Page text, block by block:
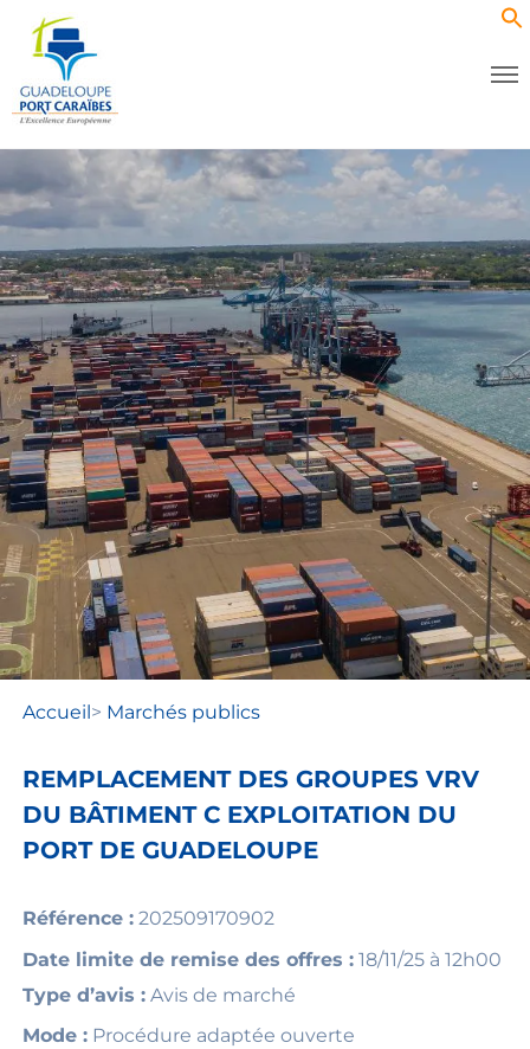
Accueil> Marchés publics
REMPLACEMENT DES GROUPES VRV
DU BÂTIMENT C EXPLOITATION DU
PORT DE GUADELOUPE
Référence :202509170902
Date limite de remise des offres :18/11/25 à 12h00
Type d’avis :Avis de marché
Mode :Procédure adaptée ouverte